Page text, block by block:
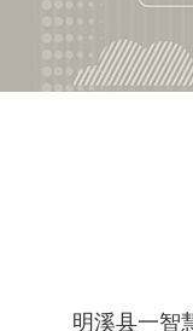
明溪县一智